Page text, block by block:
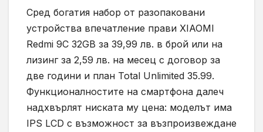
Сред богатия набор от разопаковани
устройства впечатление прави XIAOMI
Redmi 9C 32GB за 39,99 лв. в брой или на
лизинг за 2,59 лв. на месец с договор за
две години и план Total Unlimited 35.99.
Функционалностите на смартфона далеч
надхвърлят ниската му цена: моделът има
IPS LCD с възможност за възпроизвеждане